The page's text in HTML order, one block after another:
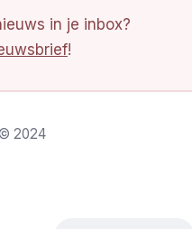
in je inbox?
!
2024